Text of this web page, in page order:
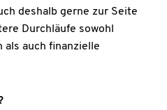
deshalb gerne zur Seite
Durchläufe sowohl
als auch finanzielle